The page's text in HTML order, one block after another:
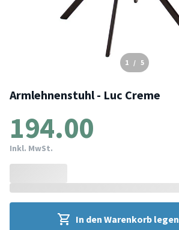
1 / 5
Armlehnenstuhl - Luc Creme
194.00
Inkl. MwSt.
In den Warenkorb legen